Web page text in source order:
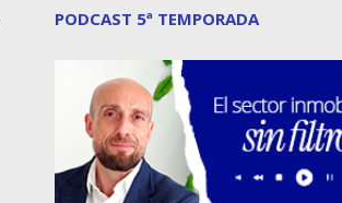
PODCAST 5ª TEMPORADA